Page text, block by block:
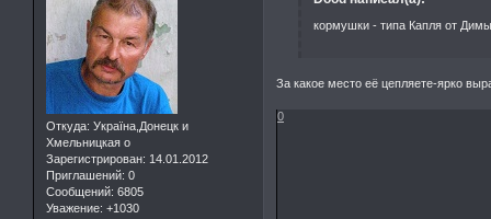
Откуда: Україна,Донецк и
Хмельницкая о
Зарегистрирован: 14.01.2012
Приглашений: 0
Сообщений: 6805
Уважение: +1030
кормушки - типа Капля от
За какое место её цепляете-ярко
0